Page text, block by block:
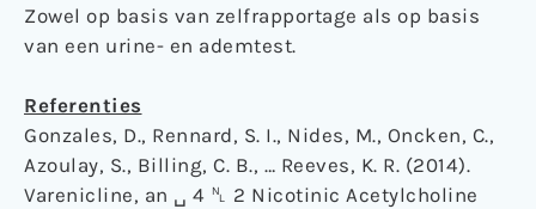
Zowel op basis van zelfrapportage als op basis
van een urine- en ademtest.
Referenties
Gonzales, D., Rennard, S. I., Nides, M., Oncken, C.,
Azoulay, S., Billing, C. B., … Reeves, K. R. (2014).
Varenicline, an ␣ 4 ␤ 2 Nicotinic Acetylcholine